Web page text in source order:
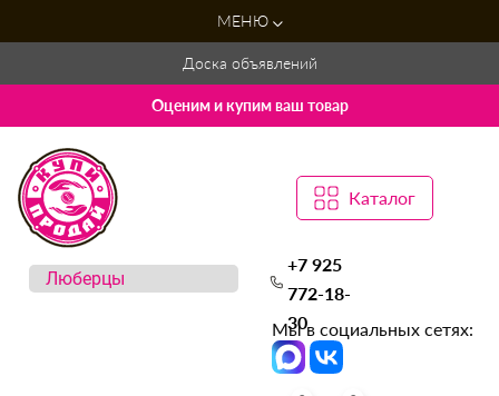
МЕНЮ
Доска объявлений
Оценим и купим ваш товар
Каталог
+7 925
772-18-
30
Мы в социальных сетях: